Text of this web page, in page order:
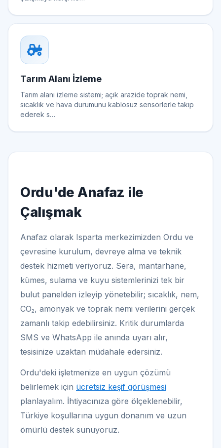
Tarım Alanı İzleme
Tarım alanı izleme sistemi; açık arazide toprak nemi,
sıcaklık ve hava durumunu kablosuz sensörlerle takip
ederek s…
Ordu'de Anafaz ile
Çalışmak
Anafaz olarak Isparta merkezimizden Ordu ve
çevresine kurulum, devreye alma ve teknik
destek hizmeti veriyoruz. Sera, mantarhane,
kümes, sulama ve kuyu sistemlerinizi tek bir
bulut panelden izleyip yönetebilir; sıcaklık, nem,
CO₂, amonyak ve toprak nemi verilerini gerçek
zamanlı takip edebilirsiniz. Kritik durumlarda
SMS ve WhatsApp ile anında uyarı alır,
tesisinize uzaktan müdahale edersiniz.
Ordu'deki işletmenize en uygun çözümü
belirlemek için ücretsiz keşif görüşmesi
planlayalım. İhtiyacınıza göre ölçeklenebilir,
Türkiye koşullarına uygun donanım ve uzun
ömürlü destek sunuyoruz.